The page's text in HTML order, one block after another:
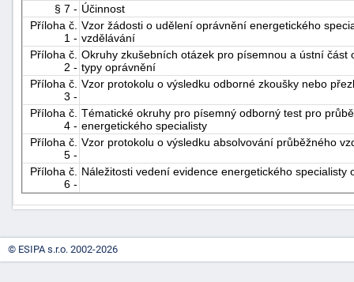
§ 7 - Účinnost
Příloha č.
1 -
Vzor žádosti o udělení oprávnění energetického
vzdělávání
Příloha č.
2 -
Okruhy zkušebních otázek pro písemnou a ústní
typy oprávnění
Příloha č.
3 -
Vzor protokolu o výsledku odborné zkoušky nebo
Příloha č.
4 -
Tématické okruhy pro písemný odborný test pro
energetického specialisty
Příloha č.
5 -
Vzor protokolu o výsledku absolvování průběžného
Příloha č.
6 -
Náležitosti vedení evidence energetického specialisty
-
náhrady
© ESIPA s.r.o. 2002-2026